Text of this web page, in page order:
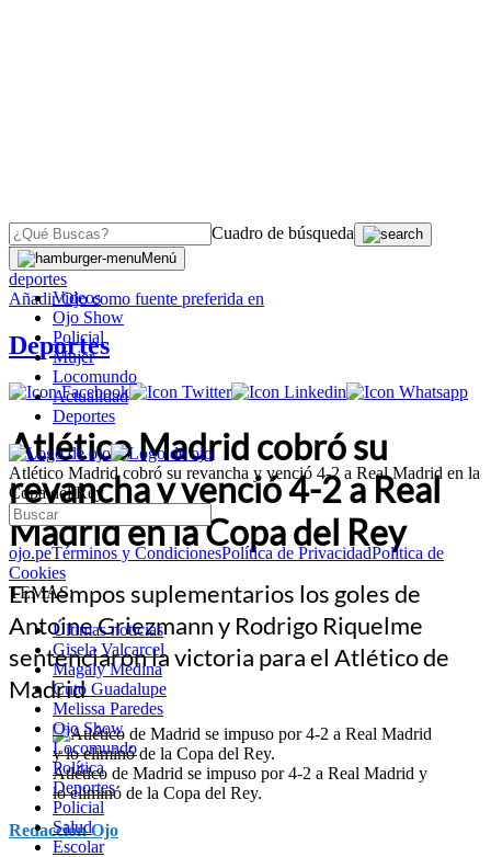
Cuadro de búsqueda
Menú
Videos
Ojo Show
Policial
Mujer
Locomundo
Actualidad
Deportes
Atlético Madrid cobró su revancha y venció 4-2 a Real Madrid en la
Copa del Rey
ojo.peTérminos y CondicionesPolítica de PrivacidadPolítica de
Cookies
TEMAS:
Últimas noticias
Gisela Valcarcel
Magaly Medina
Cuto Guadalupe
Melissa Paredes
Ojo Show
Locomundo
Política
Deportes
Policial
Salud
Escolar
OJO
deportes
AñadirOjocomo fuente preferida en
Deportes
Atlético Madrid cobró su
revancha y venció 4-2 a Real
Madrid en la Copa del Rey
En tiempos suplementarios los goles de
Antoine Griezmann y Rodrigo Riquelme
sentenciaron la victoria para el Atlético de
Madrid
Atlético de Madrid se impuso por 4-2 a Real Madrid y
lo eliminó de la Copa del Rey.
Redacción Ojo